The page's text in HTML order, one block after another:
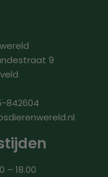
9
842604
– 18.00